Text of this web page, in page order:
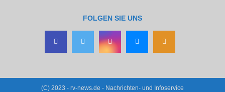
FOLGEN SIE UNS
(C) 2023 - rv-news.de - Nachrichten- und Infoservice